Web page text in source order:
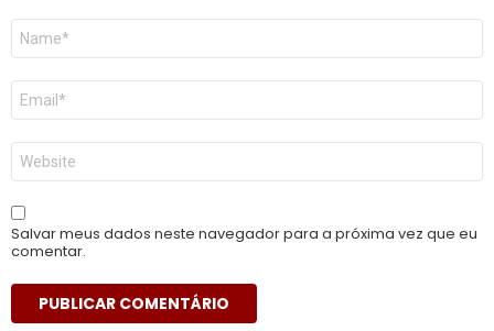
Nome
E-
mail
*
Site
Salvar meus dados neste navegador para a próxima vez que eu
comentar.